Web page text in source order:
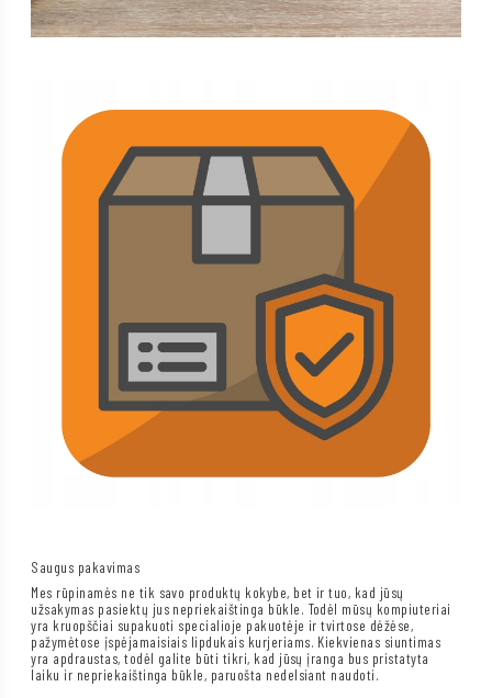
Saugus pakavimas
Mes rūpinamės ne tik savo produktų kokybe, bet ir tuo, kad jūsų
užsakymas pasiektų jus nepriekaištinga būkle. Todėl mūsų kompiuteriai
yra kruopščiai supakuoti specialioje pakuotėje ir tvirtose dėžėse,
pažymėtose įspėjamaisiais lipdukais kurjeriams. Kiekvienas siuntimas
yra apdraustas, todėl galite būti tikri, kad jūsų įranga bus pristatyta
laiku ir nepriekaištinga būkle, paruošta nedelsiant naudoti.